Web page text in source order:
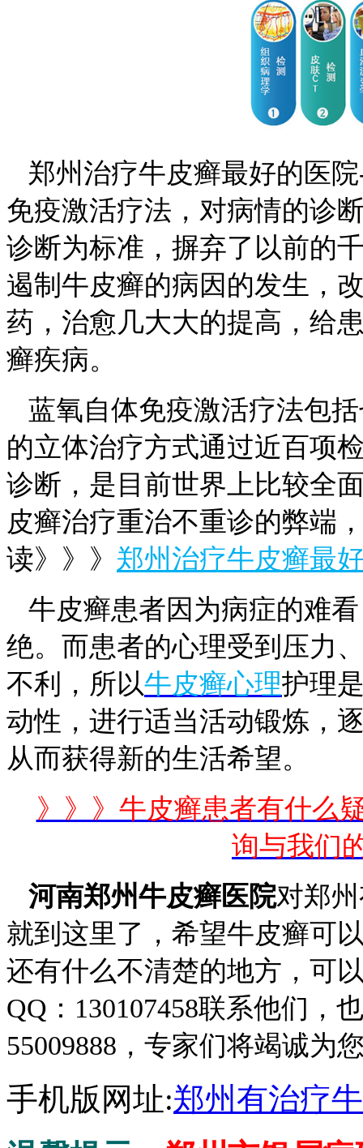
郑州治疗牛皮癣最好的医
免疫激活疗法，对病情的诊
诊断为标准，摒弃了以前的
遏制牛皮癣的病因的发生，
药，治愈几大大的提高，给
癣疾病。
蓝氧自体免疫激活疗法包
的立体治疗方式通过近百项
诊断，是目前世界上比较全
皮癣治疗重治不重诊的弊端
读》》》 郑州治疗牛皮癣最
牛皮癣患者因为病症的难
绝。而患者的心理受到压力
不利，所以牛皮癣心理护理
动性，进行适当活动锻炼，
从而获得新的生活希望。
》》》牛皮癣患者有什么
询与我们
河南郑州牛皮癣医院对郑
就到这里了，希望牛皮癣可
还有什么不清楚的地方，可
QQ：130107458联系他们，
55009888，专家们将竭诚为
手机版网址:郑州有治疗